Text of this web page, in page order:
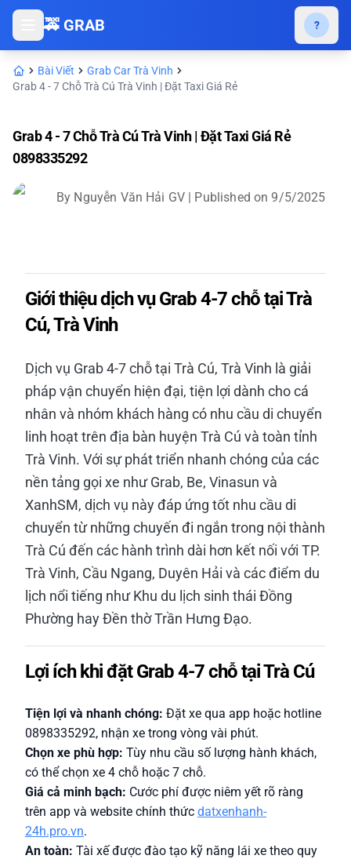
🚕 GRAB ?
Bài Viết
Grab Car Trà Vinh
Grab 4 - 7 Chỗ Trà Cú Trà Vinh | Đặt Taxi Giá Rẻ
Grab 4 - 7 Chỗ Trà Cú Trà Vinh | Đặt Taxi Giá Rẻ
0898335292
By Nguyễn Văn Hải GV | Published on 9/5/2025
Giới thiệu dịch vụ Grab 4-7 chỗ tại Trà
Cú, Trà Vinh
Dịch vụ Grab 4-7 chỗ tại Trà Cú, Trà Vinh là giải
pháp vận chuyển hiện đại, tiện lợi dành cho cá
nhân và nhóm khách hàng có nhu cầu di chuyển
linh hoạt trên địa bàn huyện Trà Cú và toàn tỉnh
Trà Vinh. Với sự phát triển nhanh chóng của các
nền tảng gọi xe như Grab, Be, Vinasun và
XanhSM, dịch vụ này đáp ứng tốt nhu cầu di
chuyển từ những chuyến đi ngắn trong nội thành
Trà Cú đến các hành trình dài hơn kết nối với TP.
Trà Vinh, Cầu Ngang, Duyên Hải và các điểm du
lịch nổi tiếng như Khu du lịch sinh thái Đồng
Phường hay Đền thờ Trần Hưng Đạo.
Lợi ích khi đặt Grab 4-7 chỗ tại Trà Cú
Tiện lợi và nhanh chóng: Đặt xe qua app hoặc hotline
0898335292, nhận xe trong vòng vài phút.
Chọn xe phù hợp: Tùy nhu cầu số lượng hành khách,
có thể chọn xe 4 chỗ hoặc 7 chỗ.
Giá cả minh bạch: Cước phí được niêm yết rõ ràng
trên app và website chính thức datxenhanh-
24h.pro.vn.
An toàn: Tài xế được đào tạo kỹ năng lái xe theo quy